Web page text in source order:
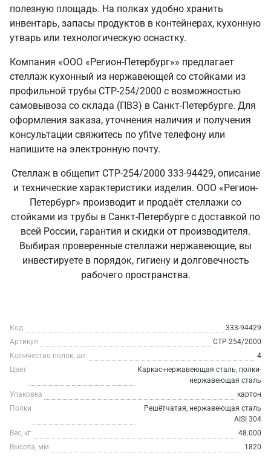
полезную площадь. На полках удобно хранить
инвентарь, запасы продуктов в контейнерах, кухонную
утварь или технологическую оснастку.
Компания «ООО «Регион-Петербург»» предлагает
стеллаж кухонный из нержавеющей со стойками из
профильной трубы СТР-254/2000 с возможностью
самовывоза со склада (ПВЗ) в Санкт‑Петербурге. Для
оформления заказа, уточнения наличия и получения
консультации свяжитесь по yfitve телефону или
напишите на электронную почту.
Стеллаж в общепит СТР-254/2000 333-94429, описание
и технические характеристики изделия. ООО «Регион-
Петербург» производит и продаёт стеллажи со
стойками из трубы в Санкт‑Петербурге с доставкой по
всей России, гарантия и скидки от производителя.
Выбирая проверенные стеллажи нержавеющие, вы
инвестируете в порядок, гигиену и долговечность
рабочего пространства.
Код
333-94429
Артикул
СТР-254/2000
Количество полок, шт
4
Цвет
Каркас-нержавеющая сталь, полки-
нержавеющая сталь
Упаковка
картон
Полки
Решётчатая, нержавеющая сталь
AISI 304
Вес, кг
48.000
Высота, мм
1820